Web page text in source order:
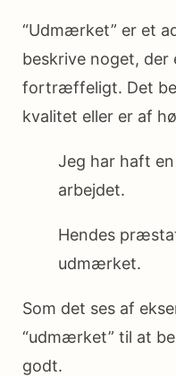
“Udmærket” er et
beskrive noget, der
fortræffeligt. Det
kvalitet eller er af
Jeg har haft
arbejdet.
Hendes
udmærket.
Som det ses af
“udmærket” til at
godt.